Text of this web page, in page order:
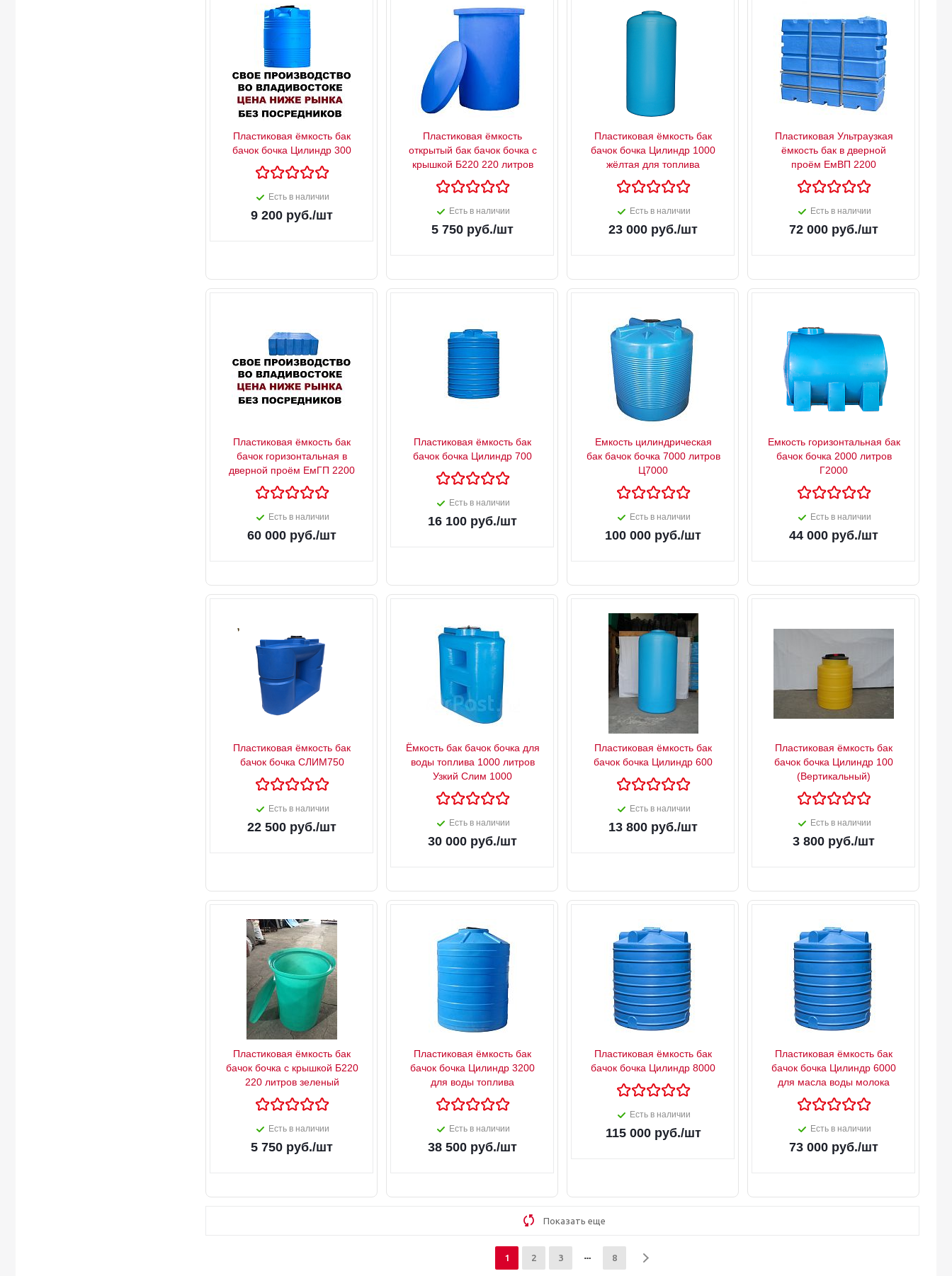
Пластиковая ёмкость бак
бачок бочка Цилиндр 300
Есть в наличии
9 200 руб./шт
Пластиковая ёмкость
открытый бак бачок бочка с
крышкой Б220 220 литров
Есть в наличии
5 750 руб./шт
Пластиковая ёмкость бак
бачок бочка Цилиндр 1000
жёлтая для топлива
Есть в наличии
23 000 руб./шт
Пластиковая Ультраузкая
ёмкость бак в дверной
проём ЕмВП 2200
Есть в наличии
72 000 руб./шт
Пластиковая ёмкость бак
бачок горизонтальная в
дверной проём ЕмГП 2200
Есть в наличии
60 000 руб./шт
Пластиковая ёмкость бак
бачок бочка Цилиндр 700
Есть в наличии
16 100 руб./шт
Емкость цилиндрическая
бак бачок бочка 7000 литров
Ц7000
Есть в наличии
100 000 руб./шт
Емкость горизонтальная бак
бачок бочка 2000 литров
Г2000
Есть в наличии
44 000 руб./шт
Пластиковая ёмкость бак
бачок бочка СЛИМ750
Есть в наличии
22 500 руб./шт
Ёмкость бак бачок бочка для
воды топлива 1000 литров
Узкий Слим 1000
Есть в наличии
30 000 руб./шт
Пластиковая ёмкость бак
бачок бочка Цилиндр 600
Есть в наличии
13 800 руб./шт
Пластиковая ёмкость бак
бачок бочка Цилиндр 100
(Вертикальный)
Есть в наличии
3 800 руб./шт
Пластиковая ёмкость бак
бачок бочка с крышкой Б220
220 литров зеленый
Есть в наличии
5 750 руб./шт
Пластиковая ёмкость бак
бачок бочка Цилиндр 3200
для воды топлива
Есть в наличии
38 500 руб./шт
Пластиковая ёмкость бак
бачок бочка Цилиндр 8000
Есть в наличии
115 000руб./шт
Пластиковая ёмкость бак
бачок бочка Цилиндр 6000
для масла воды молока
Есть в наличии
73 000 руб./шт
Показать еще
1 2 3 8